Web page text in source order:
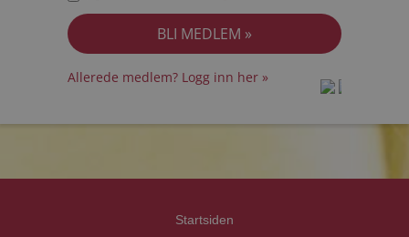
Allerede medlem? Logg inn her »
Startsiden